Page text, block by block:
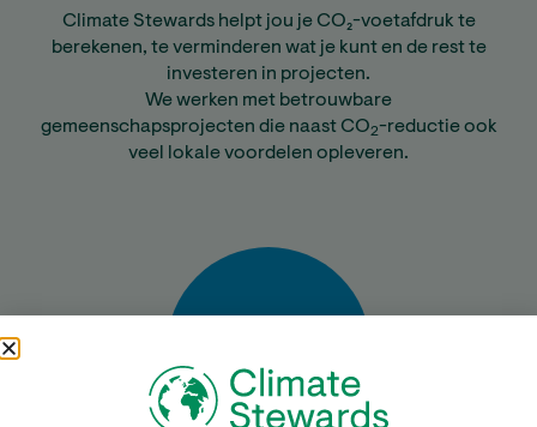
Climate Stewards helpt jou je CO₂-voetafdruk te
berekenen, te verminderen wat je kunt en de rest te
investeren in projecten.
We werken met betrouwbare
gemeenschapsprojecten die naast CO2-reductie ook
veel lokale voordelen opleveren.